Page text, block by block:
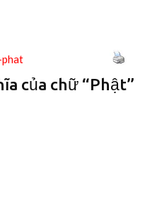
của chữ “Phật”